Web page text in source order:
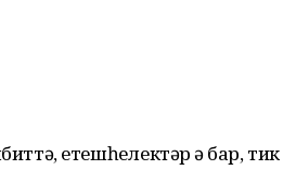
етешһеҙлектәр ҙә бар, тик